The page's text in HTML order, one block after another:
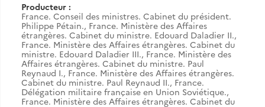
Producteur :
France. Conseil des ministres. Cabinet du président.
Philippe Pétain., France. Ministère des Affaires
étrangères. Cabinet du ministre. Edouard Daladier II.,
France. Ministère des Affaires étrangères. Cabinet du
ministre. Edouard Daladier III., France. Ministère des
Affaires étrangères. Cabinet du ministre. Paul
Reynaud I., France. Ministère des Affaires étrangères.
Cabinet du ministre. Paul Reynaud II., France.
Délégation militaire française en Union Soviétique.,
France. Ministère des Affaires étrangères. Cabinet du